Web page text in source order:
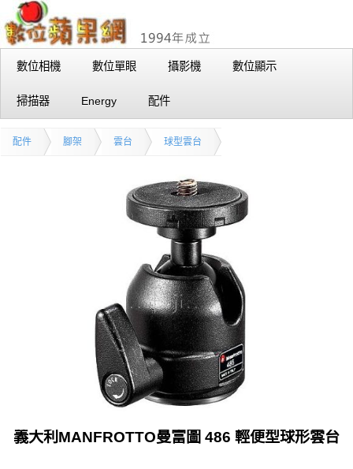
數位相機 數位單眼 攝影機 數位顯示
掃描器 Energy 配件
配件 腳架 雲台 球型雲台
義大利MANFROTTO曼富圖 486 輕便型球形雲台